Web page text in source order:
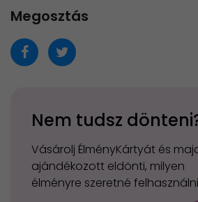
Megosztás
Nem tudsz
Vásárolj ÉlményKártyát és
ajándékozott eldönti, milyen
élményre szeretné